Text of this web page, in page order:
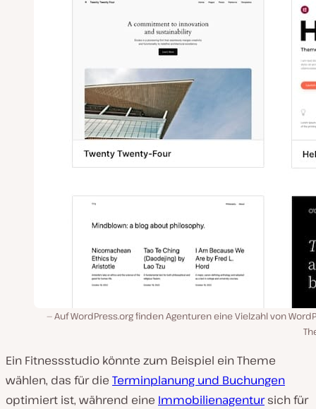
Auf WordPress.org finden Agenturen eine Vielzahl von
Ein Fitnessstudio könnte zum Beispiel ein Theme
wählen, das für die Terminplanung und Buchungen
optimiert ist, während eine Immobilienagentursich für